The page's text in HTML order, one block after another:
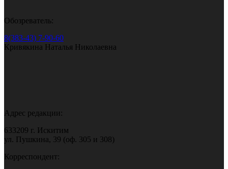
Обозреватель:
8(383-43) 7-90-60
Кривякина Наталья Николаевна
Адрес редакции:
633209 г. Искитим
ул. Пушкина, 39 (оф. 305 и 308)
Корреспондент: